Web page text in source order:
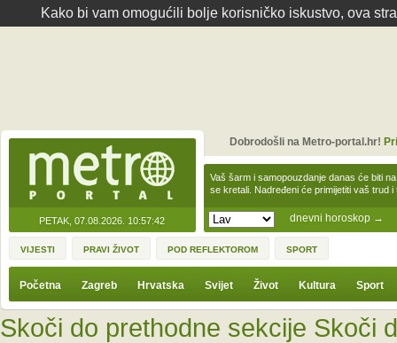
Kako bi vam omogućili bolje korisničko iskustvo, ova
PETAK, 07.08.2026. 10:57:42 dnevni horoskop →
Vaš šarm i samopouzdanje danas će biti
se kretali. Nadređeni će primijetiti vaš trud
Dobrodošli na Metro-portal.hr!
VIJESTI PRAVI ŽIVOT POD REFLEKTOROM SPORT
Početna Zagreb Hrvatska Svijet Život Kultura Sport
Skoči do prethodne sekcije Skoči